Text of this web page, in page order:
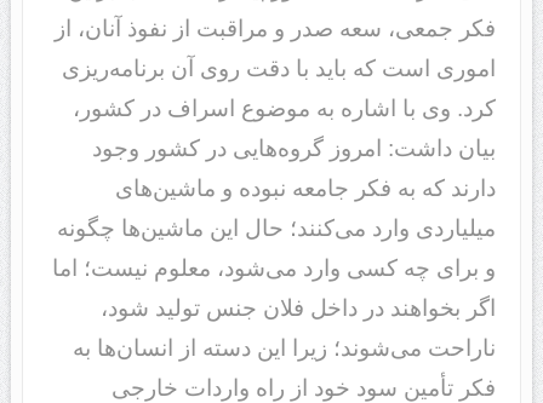
فکر جمعی، سعه صدر و مراقبت از نفوذ آنان، از
اموری است که باید با دقت روی آن برنامه‌ریزی
کرد. وی با اشاره به موضوع اسراف در کشور،
بیان داشت: امروز گروه‌هایی در کشور وجود
دارند که به فکر جامعه نبوده و ماشین‌های
میلیاردی وارد می‌کنند؛ حال این ماشین‌ها چگونه
و برای چه کسی وارد می‌شود، معلوم نیست؛ اما
اگر بخواهند در داخل فلان جنس تولید شود،
ناراحت می‌شوند؛ زیرا این دسته از انسان‌ها به
فکر تأمین سود خود از راه واردات خارجی